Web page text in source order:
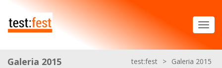
Galeria 2015 test:fest > Galeria 2015